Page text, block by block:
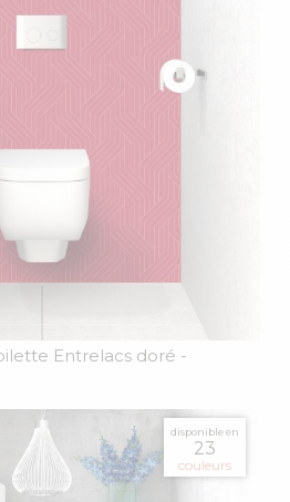
Entrelacs doré -
disponible en
23
couleurs